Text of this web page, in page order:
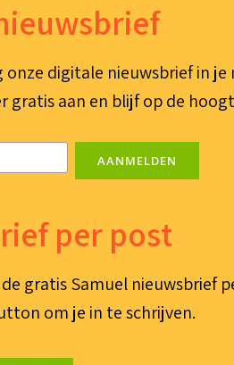
onze digitale nieuwsbrief in
gratis aan en blijf op de
AANMELDEN
per post
gratis Samuel nieuwsbrief
om je in te schrijven.